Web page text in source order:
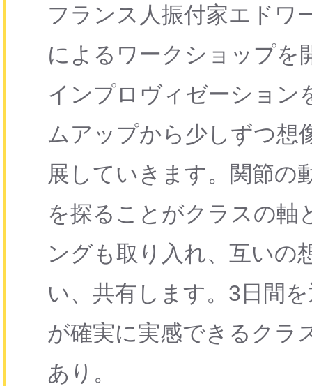
フランス人振付家エドワ
によるワークショップを
インプロヴィゼーション
ムアップから少しずつ想
展していきます。関節の
を探ることがクラスの軸
ングも取り入れ、互いの
い、共有します。3日間
が確実に実感できるクラ
あり。